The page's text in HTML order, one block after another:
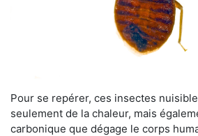
Pour se repérer, ces insectes
seulement de la chaleur, mais
carbonique que dégage le corps